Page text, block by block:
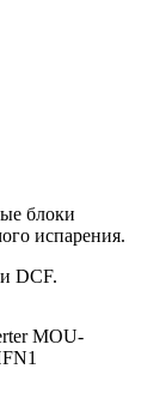
блоки
испарения.
DCF.
MOU-